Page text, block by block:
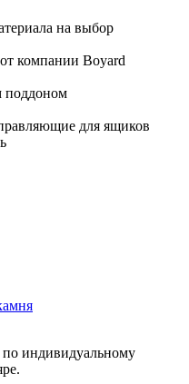
на выбор
компании Boyard
поддоном
для ящиков
индивидуальному